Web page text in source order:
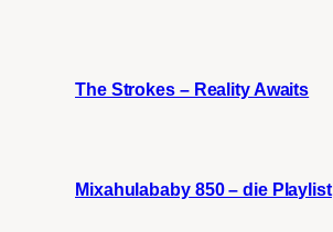
The Strokes – Reality Awaits
Mixahulababy 850 – die Playlist